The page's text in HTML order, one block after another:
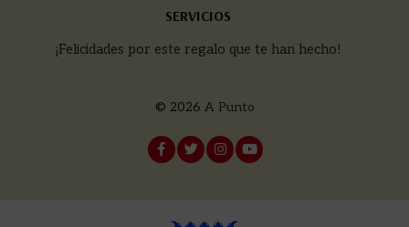
SERVICIOS
¡Felicidades por este regalo que te han hecho!
© 2026 A Punto